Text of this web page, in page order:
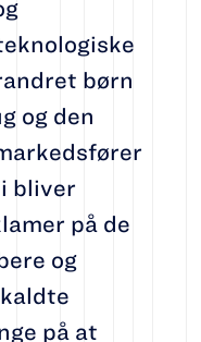
børn
og den
bliver
på de
og
på at